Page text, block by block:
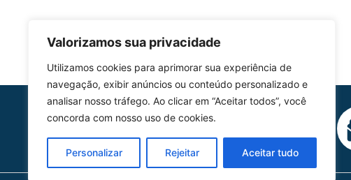
Valorizamos sua privacidade
Utilizamos cookies para aprimorar sua experiência de
navegação, exibir anúncios ou conteúdo personalizado e
analisar nosso tráfego. Ao clicar em “Aceitar todos”, você
concorda com nosso uso de cookies.
Personalizar Rejeitar Aceitar tudo
HOMOLGAÇÃO
COM 2109-02/ANAC